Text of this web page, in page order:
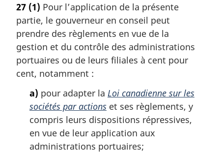
t
e
m
a
r
g
i
27 (1) Pour l’application de la présente
partie, le gouverneur en conseil peut
prendre des règlements en vue de la
gestion et du contrôle des administrations
portuaires ou de leurs filiales à cent pour
cent, notamment :
a) pour adapter la Loi canadienne sur les
sociétés par actions et ses règlements, y
compris leurs dispositions répressives,
en vue de leur application aux
administrations portuaires;